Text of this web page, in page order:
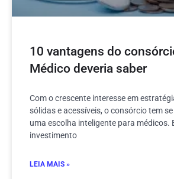
10 vantagens do
Médico deveria saber
Com o crescente interesse em
sólidas e acessíveis, o consórcio tem
uma escolha inteligente para médicos.
investimento
LEIA MAIS »